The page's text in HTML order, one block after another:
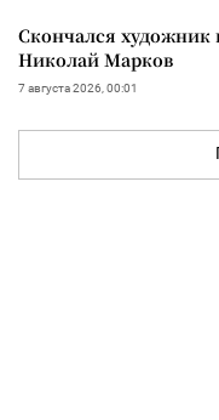
Скончался
Николай Марков
7 августа 2026, 00:01